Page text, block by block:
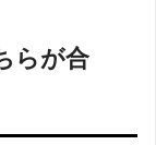
らが合